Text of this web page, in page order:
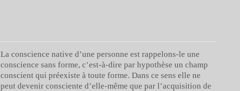
La conscience native d’une personne est rappelons-le une
conscience sans forme, c’est-à-dire par hypothèse un champ
conscient qui préexiste à toute forme. Dans ce sens elle ne
peut devenir consciente d’elle-même que par l’acquisition de